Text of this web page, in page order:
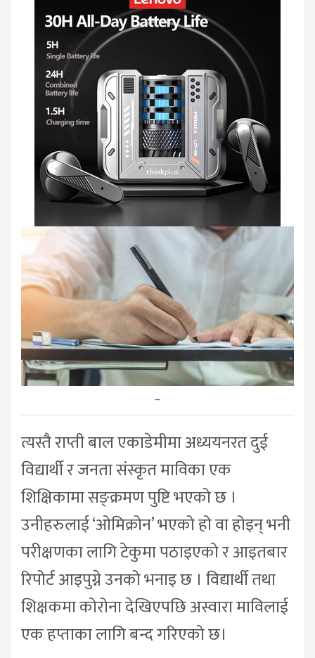
–
त्यस्तै राप्ती बाल एकाडेमीमा अध्ययनरत दुई
विद्यार्थी र जनता संस्कृत माविका एक
शिक्षिकामा सङ्क्रमण पुष्टि भएको छ ।
उनीहरुलाई ‘ओमिक्रोन’ भएको हो वा होइन् भनी
परीक्षणका लागि टेकुमा पठाइएको र आइतबार
रिपोर्ट आइपुग्ने उनको भनाइ छ । विद्यार्थी तथा
शिक्षकमा कोरोना देखिएपछि अस्वारा माविलाई
एक हप्ताका लागि बन्द गरिएको छ।